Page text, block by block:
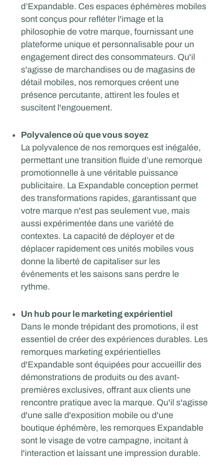
d’Expandable. Ces espaces éphémères mobiles
sont conçus pour refléter l'image et la
philosophie de votre marque, fournissant une
plateforme unique et personnalisable pour un
engagement direct des consommateurs. Qu'il
s'agisse de marchandises ou de magasins de
détail mobiles, nos remorques créent une
présence percutante, attirent les foules et
suscitent l'engouement.
Polyvalence où que vous soyez
La polyvalence de nos remorques est inégalée,
permettant une transition fluide d’une remorque
promotionnelle à une véritable puissance
publicitaire. La Expandable conception permet
des transformations rapides, garantissant que
votre marque n'est pas seulement vue, mais
aussi expérimentée dans une variété de
contextes. La capacité de déployer et de
déplacer rapidement ces unités mobiles vous
donne la liberté de capitaliser sur les
événements et les saisons sans perdre le
rythme.
Un hub pour le marketing expérientiel
Dans le monde trépidant des promotions, il est
essentiel de créer des expériences durables. Les
remorques marketing expérientielles
d'Expandable sont équipées pour accueillir des
démonstrations de produits ou des avant-
premières exclusives, offrant aux clients une
rencontre pratique avec la marque. Qu'il s'agisse
d'une salle d'exposition mobile ou d'une
boutique éphémère, les remorques Expandable
sont le visage de votre campagne, incitant à
l'interaction et laissant une impression durable.